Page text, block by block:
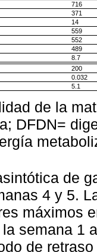
716
371
14
559
552
489
8.7
200
0.032
5.1
de la
DFDN=
de
4 y 5.
máximos
semana 1
de